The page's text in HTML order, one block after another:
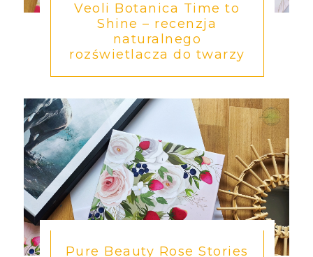
Veoli Botanica Time to
Shine – recenzja
naturalnego
rozświetlacza do twarzy
Pure Beauty Rose Stories